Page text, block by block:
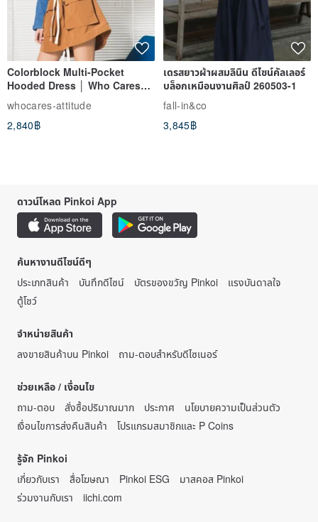
Colorblock Multi-Pocket
Hooded Dress │ Who Cares
Taiwan Fashion Brand
whocares-attitude
2,840฿
เดรสยาวผ้าผสมลินิน ดีไซน์คัลเลอร์
บล็อกเหมือนงานศิลป์ 260503-1
fall-in&co
3,845฿
ดาวน์โหลด Pinkoi App
ค้นหางานดีไซน์ดีๆ
ประเภทสินค้า
บันทึกดีไซน์ บัตรของขวัญ Pinkoi
แรงบันดาลใจ
ตู้โชว์
จำหน่ายสินค้า
ลงขายสินค้าบน Pinkoi
ถาม-ตอบสำหรับดีไซเนอร์
ช่วยเหลือ / เงื่อนไข
ถาม-ตอบ
สั่งซื้อปริมาณมาก ประกาศ
นโยบายความเป็นส่วนตัว
เงื่อนไขการส่งคืนสินค้า
โปรแกรมสมาชิกและ P Coins
รู้จัก Pinkoi
เกี่ยวกับเรา
สื่อโฆษณา Pinkoi ESG
มาสคอส Pinkoi
ร่วมงานกับเรา
iichi.com